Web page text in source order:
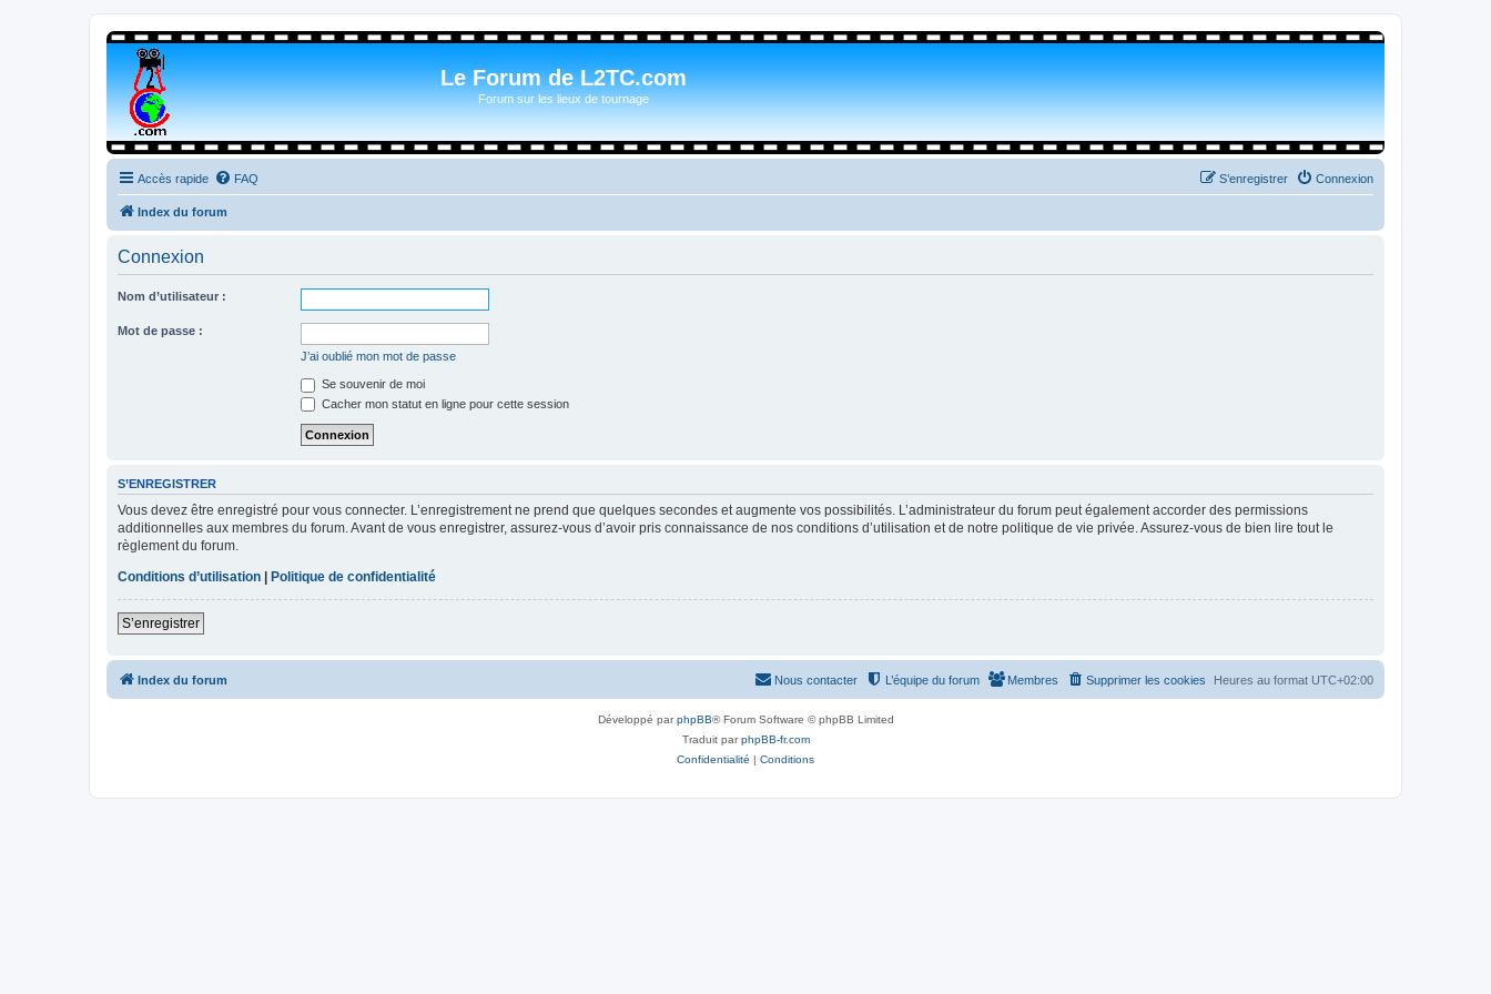
Le Forum de L2TC.com
Forum sur les lieux de tournage
Accès rapide FAQ Connexion
S’enregistrer
Index du forum
Connexion
Nom d’utilisateur :
Mot de passe :
J’ai oublié mon mot de passe
Se souvenir de moi
Cacher mon statut en ligne pour cette session
S’ENREGISTRER
Vous devez être enregistré pour vous connecter. L’enregistrement ne prend que quelques secondes et augmente vos possibilités. L’administrateur du forum peut également accorder des permissions
additionnelles aux membres du forum. Avant de vous enregistrer, assurez-vous d’avoir pris connaissance de nos conditions d’utilisation et de notre politique de vie privée. Assurez-vous de bien lire tout le
règlement du forum.
Conditions d’utilisation | Politique de confidentialité
S’enregistrer
Index du forum Heures au format UTC+02:00
Supprimer les cookies
Membres
L’équipe du forum
Nous contacter
Développé parphpBB® Forum Software © phpBB Limited
Traduit parphpBB-fr.com
Confidentialité | Conditions